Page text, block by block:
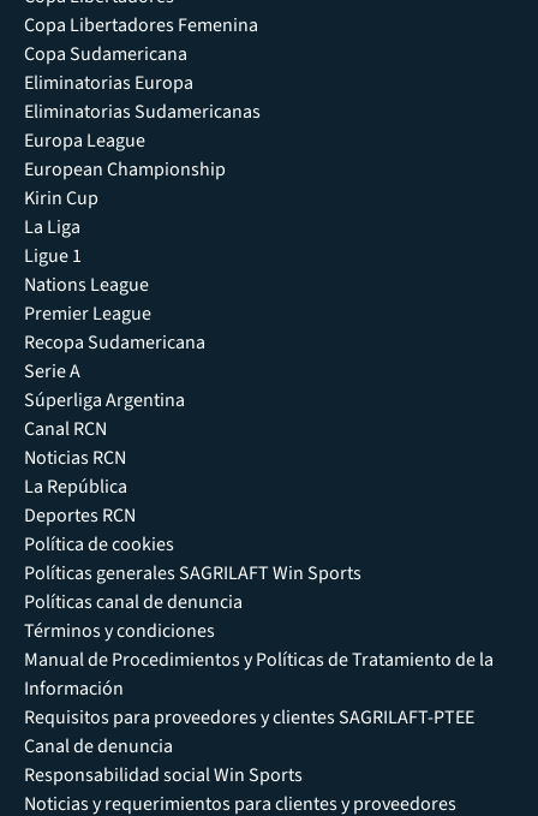
Copa Libertadores Femenina
Copa Sudamericana
Eliminatorias Europa
Eliminatorias Sudamericanas
Europa League
European Championship
Kirin Cup
La Liga
Ligue 1
Nations League
Premier League
Recopa Sudamericana
Serie A
Súperliga Argentina
Canal RCN
Noticias RCN
La República
Deportes RCN
Política de cookies
Políticas generales SAGRILAFT Win Sports
Políticas canal de denuncia
Términos y condiciones
Manual de Procedimientos y Políticas de Tratamiento de la
Información
Requisitos para proveedores y clientes SAGRILAFT-PTEE
Canal de denuncia
Responsabilidad social Win Sports
Noticias y requerimientos para clientes y proveedores